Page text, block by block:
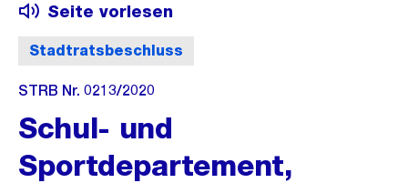
Stadtratsbeschluss
Seite vorlesen
STRB Nr. 0213/2020
Schul- und
Sportdepartement,